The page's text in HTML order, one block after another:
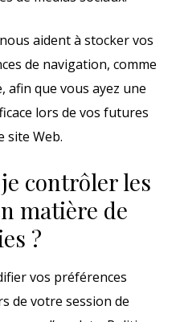
aident à stocker vos
de navigation, comme
afin que vous ayez une
lors de vos futures
site Web.
contrôler les
matière de
?
vos préférences
de votre session de